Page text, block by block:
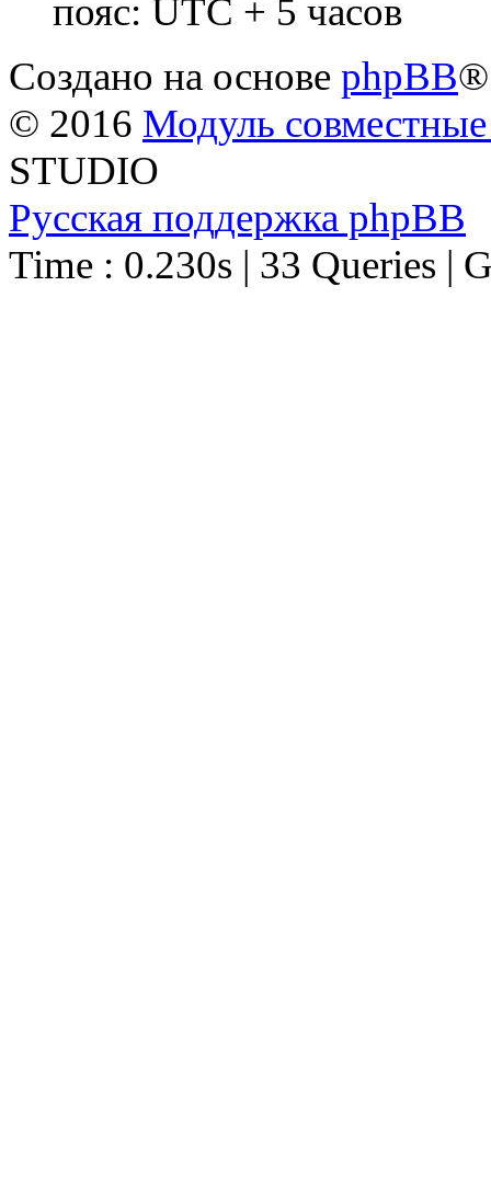
пояс: UTC + 5 часов
Создано на основе phpBB®
© 2016 Модуль
STUDIO
Русская поддержка phpBB
Time : 0.230s | 33 Queries |